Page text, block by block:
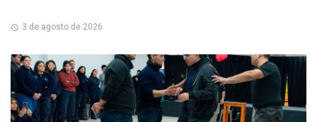
3 de agosto de 2026